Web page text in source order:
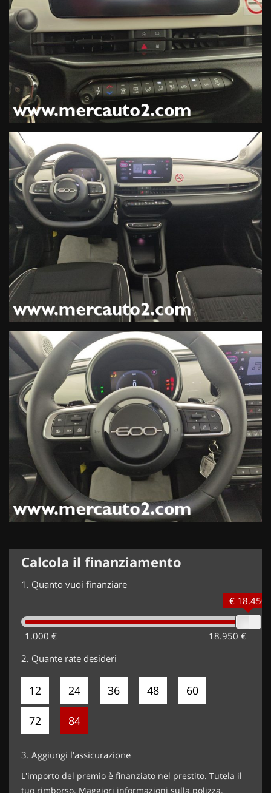
Calcola il finanziamento
1. Quanto vuoi finanziare
1.000 € 18.950 €
€ 18.450
2. Quante rate desideri
12 24 36 48 60
72 84
3. Aggiungi l'assicurazione
L'importo del premio è finanziato nel prestito. Tutela il
tuo rimborso. Maggiori informazioni sulla polizza.